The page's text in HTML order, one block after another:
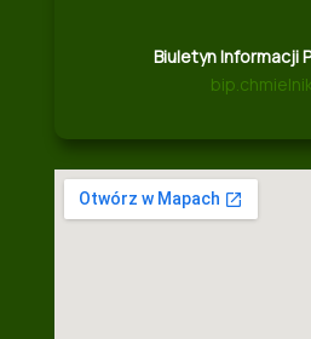
Biuletyn Informacji